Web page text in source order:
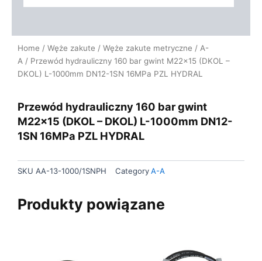
Home / Węże zakute / Węże zakute metryczne / A-
A / Przewód hydrauliczny 160 bar gwint M22x15 (DKOL –
DKOL) L-1000mm DN12-1SN 16MPa PZL HYDRAL
Przewód hydrauliczny 160 bar gwint
M22x15 (DKOL – DKOL) L-1000mm DN12-
1SN 16MPa PZL HYDRAL
SKU AA-13-1000/1SNPH CategoryA-A
Produkty powiązane